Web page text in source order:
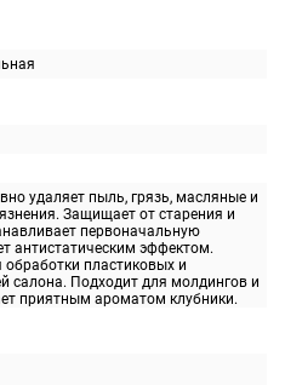
удаляет пыль, грязь, масляные и
Защищает от старения и
первоначальную
антистатическим эффектом.
обработки пластиковых и
салона. Подходит для молдингов и
приятным ароматом клубники.